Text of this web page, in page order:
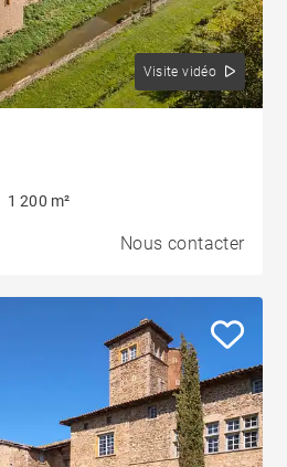
Visite vidéo
1 200 m²
Nous contacter